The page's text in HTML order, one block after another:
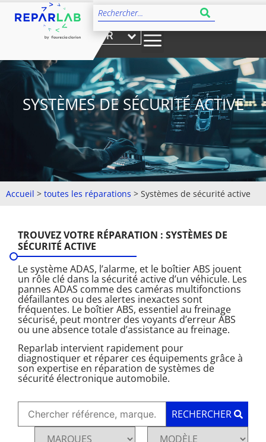
FR
SYSTÈMES DE SÉCURITÉ ACTIVE
Accueil > toutes les réparations > Systèmes de sécurité active
TROUVEZ VOTRE RÉPARATION : SYSTÈMES DE
SÉCURITÉ ACTIVE
Le système ADAS, l’alarme, et le boîtier ABS jouent
un rôle clé dans la sécurité active d’un véhicule. Les
pannes ADAS comme des caméras multifonctions
défaillantes ou des alertes inexactes sont
fréquentes. Le boîtier ABS, essentiel au freinage
sécurisé, peut montrer des voyants d’erreur ABS
ou une absence totale d’assistance au freinage.
Reparlab intervient rapidement pour
diagnostiquer et réparer ces équipements grâce à
son expertise en réparation de systèmes de
sécurité électronique automobile.
RECHERCHER